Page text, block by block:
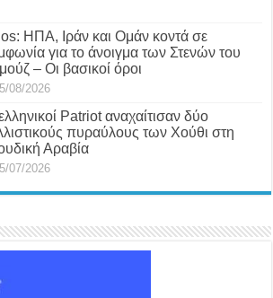
ΗΠΑ, Ιράν και Ομάν κοντά σε
για το άνοιγμα των Στενών του
– Οι βασικοί όροι
08/2026
Patriot αναχαίτισαν δύο
πυραύλους των Χούθι στη
Αραβία
07/2026